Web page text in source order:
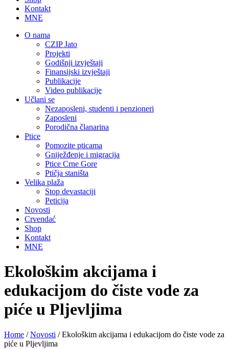
Kontakt
MNE
O nama
CZIP Jato
Projekti
Godišnji izvještaji
Finansijski izvještaji
Publikacije
Video publikacije
Učlani se
Nezaposleni, studenti i penzioneri
Zaposleni
Porodična članarina
Ptice
Pomozite pticama
Gniježđenje i migracija
Ptice Crne Gore
Ptičja staništa
Velika plaža
Stop devastaciji
Peticija
Novosti
Crvendać
Shop
Kontakt
MNE
Ekološkim akcijama i
edukacijom do čiste vode za
piće u Pljevljima
Home /Novosti /Ekološkim akcijama i edukacijom do čiste vode za
piće u Pljevljima